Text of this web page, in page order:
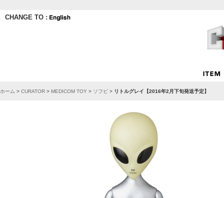
CHANGE TO :
ホーム > CURATOR > MEDICOM TOY > ソフビ > リトルグレイ【2016年2月下旬発送予定】